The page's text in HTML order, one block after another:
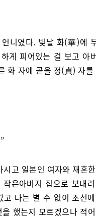
니였다. 빛날 화(華)에
게 피어있는 걸 보고 아
화 자에 곧을 정(貞) 자를
고 일본인 여자와 재혼
은아버지 집으로 보내
나는 별 수 없이 조선
했는지 모르겠으나 적